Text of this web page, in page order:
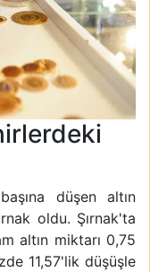
düşen altın
oldu. Şırnak'ta
altın miktarı 0,75
11,57'lik düşüşle